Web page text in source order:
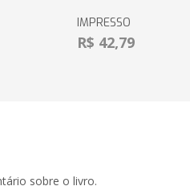
IMPRESSO
R$ 42,79
sobre o livro.